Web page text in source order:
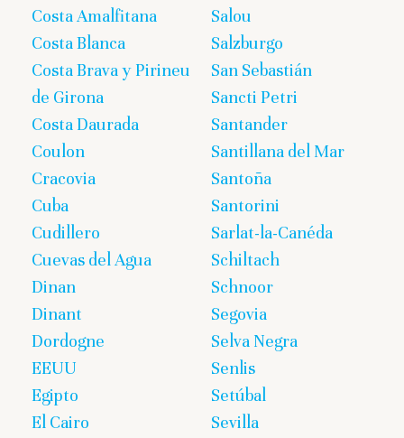
Costa Amalfitana
Costa Blanca
Costa Brava y Pirineu
de Girona
Costa Daurada
Coulon
Cracovia
Cuba
Cudillero
Cuevas del Agua
Dinan
Dinant
Dordogne
EEUU
Egipto
El Cairo
Salou
Salzburgo
San Sebastián
Sancti Petri
Santander
Santillana del Mar
Santoña
Santorini
Sarlat-la-Canéda
Schiltach
Schnoor
Segovia
Selva Negra
Senlis
Setúbal
Sevilla